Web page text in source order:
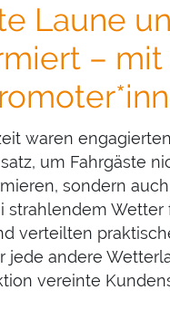
Laune
– mit
waren
um Fahrgäste
sondern
strahlendem Wetter
verteilten
jede andere
vereinte